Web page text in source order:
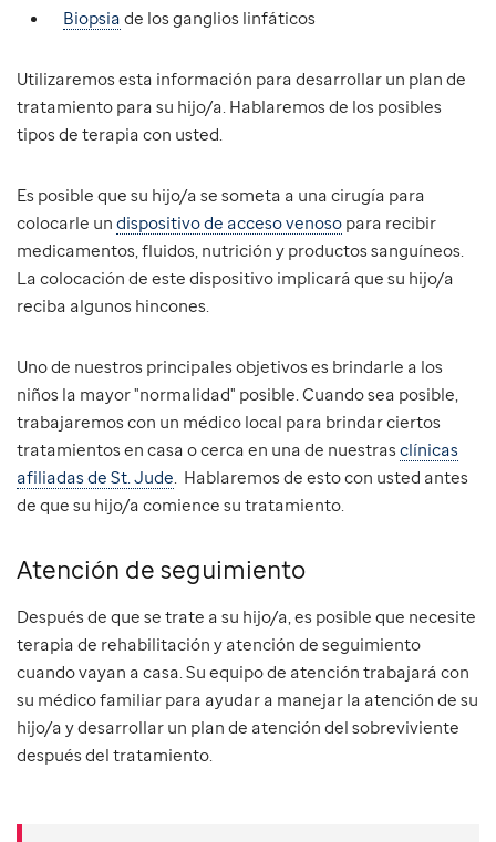
Biopsia de los ganglios linfáticos
Utilizaremos esta información para desarrollar un plan de
tratamiento para su hijo/a. Hablaremos de los posibles
tipos de terapia con usted.
Es posible que su hijo/a se someta a una cirugía para
colocarle un dispositivo de acceso venoso para recibir
medicamentos, fluidos, nutrición y productos sanguíneos.
La colocación de este dispositivo implicará que su hijo/a
reciba algunos hincones.
Uno de nuestros principales objetivos es brindarle a los
niños la mayor "normalidad" posible. Cuando sea posible,
trabajaremos con un médico local para brindar ciertos
tratamientos en casa o cerca en una de nuestrasclínicas
afiliadas de St. Jude . Hablaremos de esto con usted antes
de que su hijo/a comience su tratamiento.
Atención de seguimiento
Después de que se trate a su hijo/a, es posible que necesite
terapia de rehabilitación y atención de seguimiento
cuando vayan a casa. Su equipo de atención trabajará con
su médico familiar para ayudar a manejar la atención de su
hijo/a y desarrollar un plan de atención del sobreviviente
después del tratamiento.